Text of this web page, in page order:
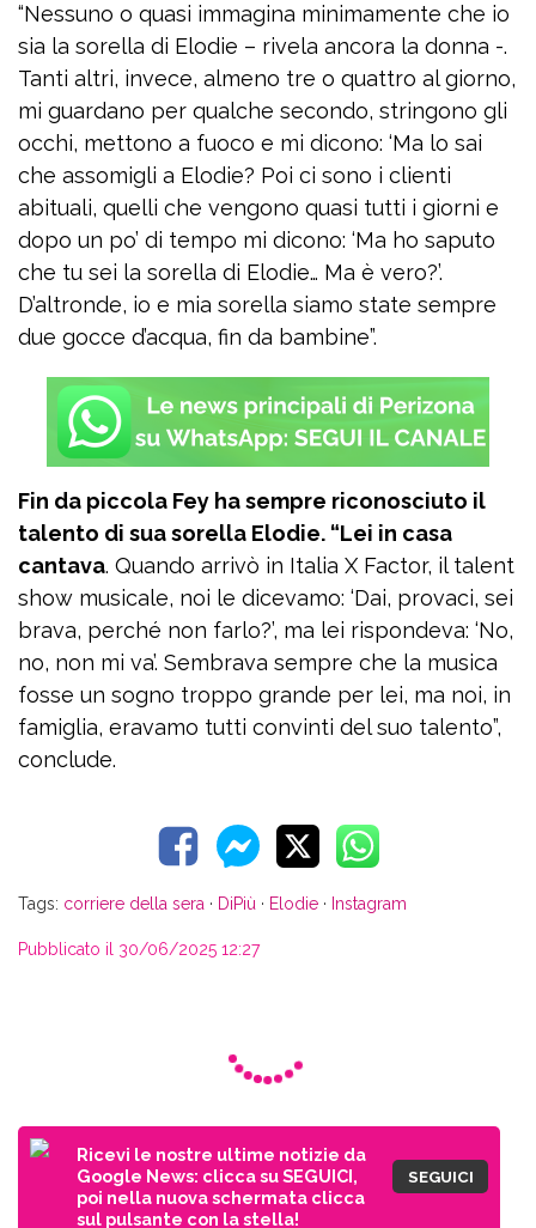
“Nessuno o quasi immagina minimamente che io
sia la sorella di Elodie – rivela ancora la donna -.
Tanti altri, invece, almeno tre o quattro al giorno,
mi guardano per qualche secondo, stringono gli
occhi, mettono a fuoco e mi dicono: ‘Ma lo sai
che assomigli a Elodie? Poi ci sono i clienti
abituali, quelli che vengono quasi tutti i giorni e
dopo un po’ di tempo mi dicono: ‘Ma ho saputo
che tu sei la sorella di Elodie… Ma è vero?’.
D’altronde, io e mia sorella siamo state sempre
due gocce d’acqua, fin da bambine”.
Fin da piccola Fey ha sempre riconosciuto il
talento di sua sorella Elodie. “Lei in casa
cantava. Quando arrivò in Italia X Factor, il talent
show musicale, noi le dicevamo: ‘Dai, provaci, sei
brava, perché non farlo?’, ma lei rispondeva: ‘No,
no, non mi va’. Sembrava sempre che la musica
fosse un sogno troppo grande per lei, ma noi, in
famiglia, eravamo tutti convinti del suo talento”,
conclude.
Tags: corriere della sera · DiPiù · Elodie · Instagram
Pubblicato il 30/06/2025 12:27
Ricevi le nostre ultime notizie da
Google News: clicca su SEGUICI,
poi nella nuova schermata clicca
sul pulsante con la stella!
SEGUICI